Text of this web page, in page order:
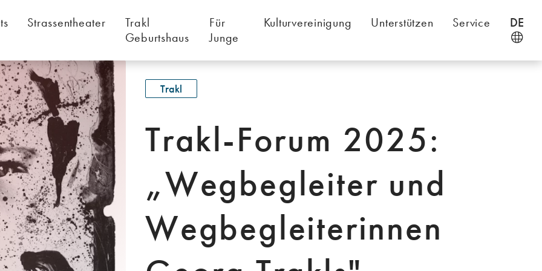
Strassentheater
Trakl
Geburtshaus
Für
Junge
Kulturvereinigung Unterstützen Service DE
Trakl
Trakl-Forum 2025:
„Wegbegleiter und
Wegbegleiterinnen